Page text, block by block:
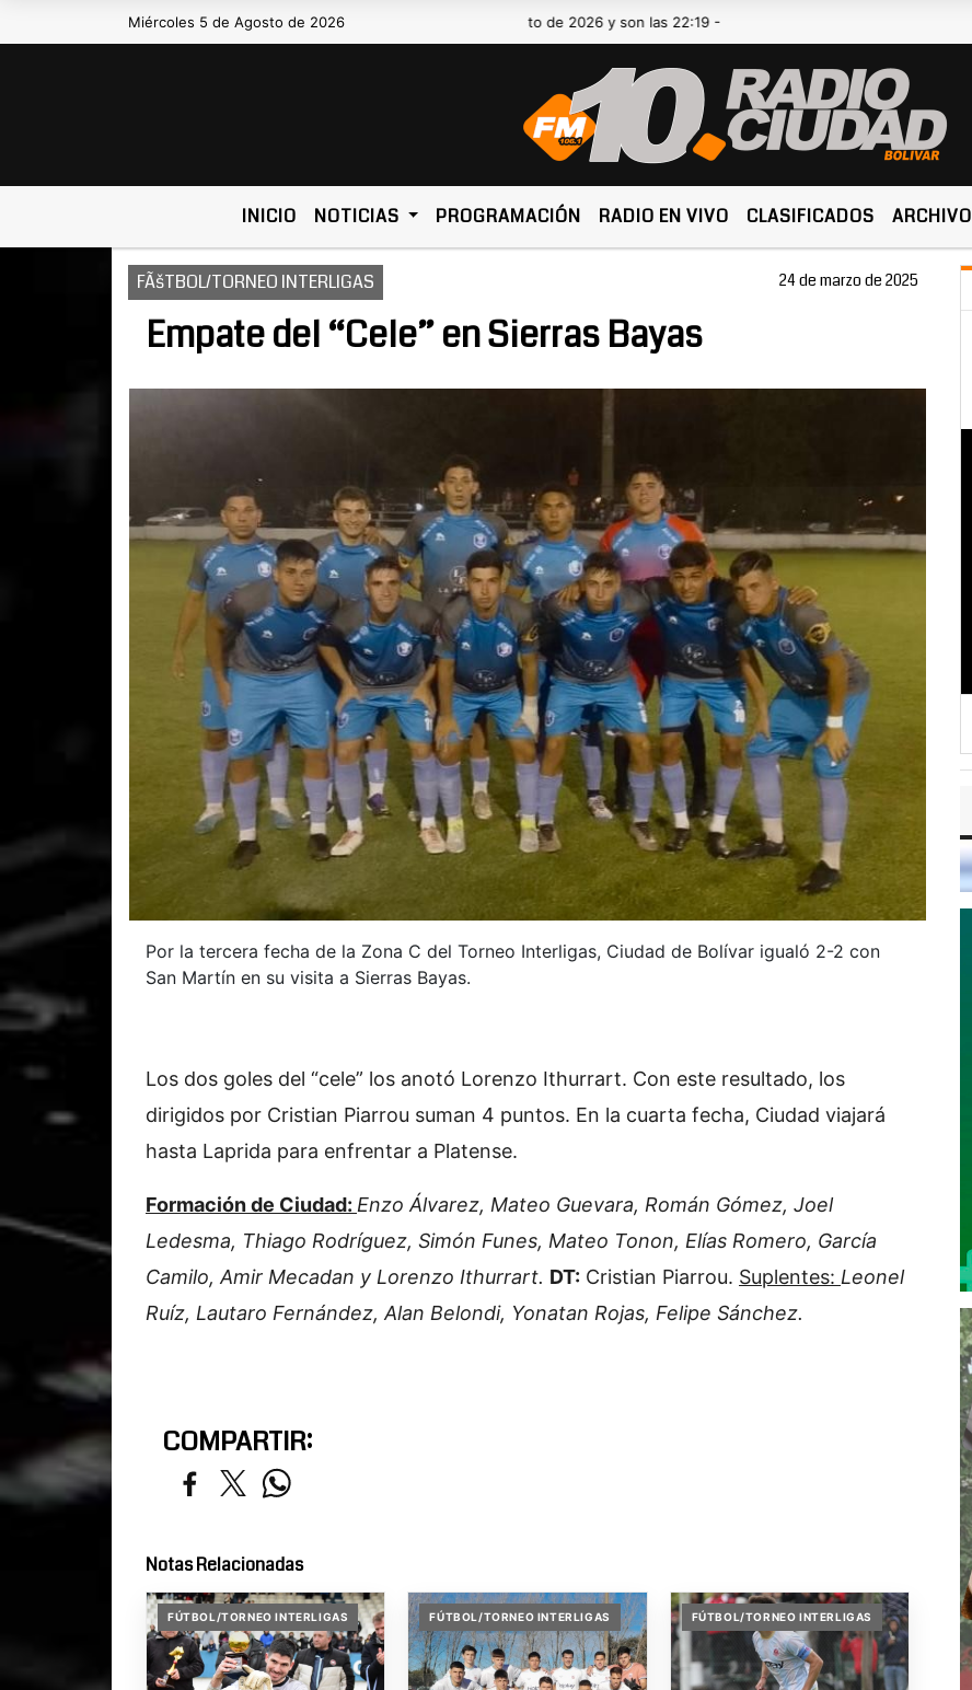
Miércoles 5 de Agosto de 2026Hoy es Miércoles 5 de Agosto de 2026 y son las 22:19 -
INICIO NOTICIAS PROGRAMACIÓN RADIO EN VIVO CLASIFICADOS ARCHIVO
FÃšTBOL/TORNEO INTERLIGAS 24 de marzo de 2025
Empate del “Cele” en Sierras Bayas
Por la tercera fecha de la Zona C del Torneo Interligas, Ciudad de Bolívar igualó 2-2 con
San Martín en su visita a Sierras Bayas.
Los dos goles del “cele” los anotó Lorenzo Ithurrart. Con este resultado, los
dirigidos por Cristian Piarrou suman 4 puntos. En la cuarta fecha, Ciudad viajará
hasta Laprida para enfrentar a Platense.
Formación de Ciudad: Enzo Álvarez, Mateo Guevara, Román Gómez, Joel
Ledesma, Thiago Rodríguez, Simón Funes, Mateo Tonon, Elías Romero, García
Camilo, Amir Mecadan y Lorenzo Ithurrart. DT: Cristian Piarrou. Suplentes: Leonel
Ruíz, Lautaro Fernández, Alan Belondi, Yonatan Rojas, Felipe Sánchez.
COMPARTIR:
Notas Relacionadas
FÚTBOL/TORNEO INTERLIGAS FÚTBOL/TORNEO INTERLIGAS FÚTBOL/TORNEO INTERLIGAS